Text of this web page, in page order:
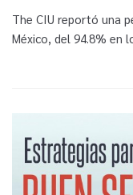
The CIU reportó una
México, del 94.8% en